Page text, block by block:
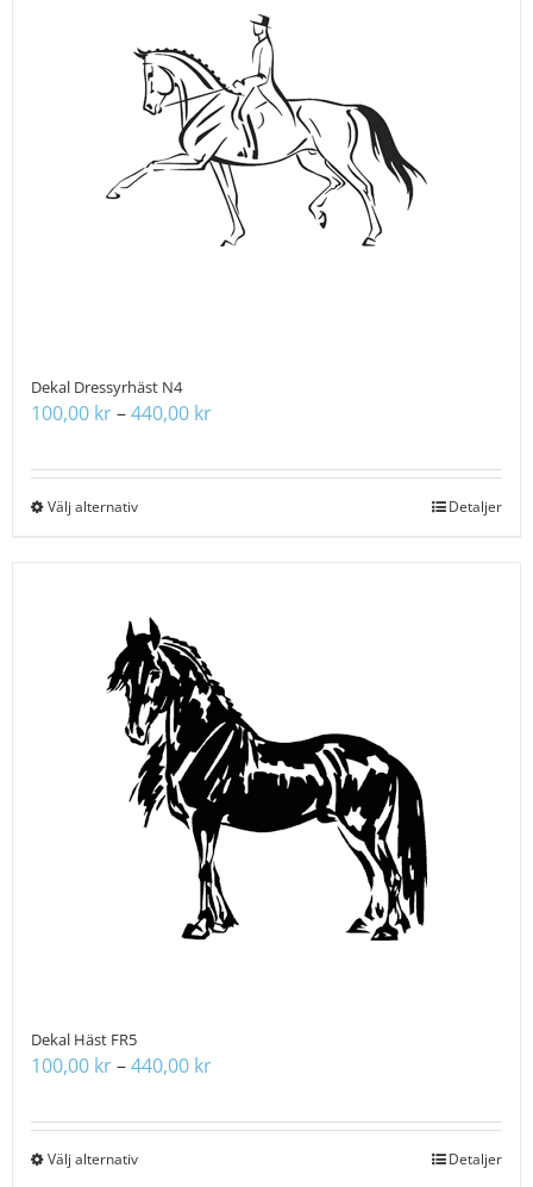
olika
alternativen
väljas
på
produktsidan
Dekal Dressyrhäst N4
100,00 kr–440,00 krPrisintervall:
till
Välj alternativDen
flera
varianter.
De
olika
alternativen
kan
väljas
på
produktsidan
Detaljer
Dekal Häst FR5
100,00 kr–440,00 krPrisintervall:
till
Välj alternativDen
Detaljer